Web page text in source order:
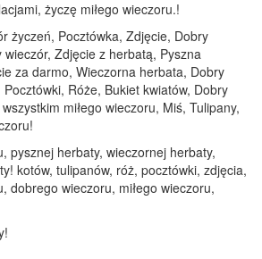
życzę miłego wieczoru.!
życzeń, Pocztówka, Zdjęcie, Dobry
Zdjęcie z herbatą, Pyszna
za darmo, Wieczorna herbata, Dobry
Róże, Bukiet kwiatów, Dobry
miłego wieczoru, Miś, Tulipany,
pysznej herbaty, wieczornej herbaty,
kotów, tulipanów, róż, pocztówki, zdjęcia,
dobrego wieczoru, miłego wieczoru,